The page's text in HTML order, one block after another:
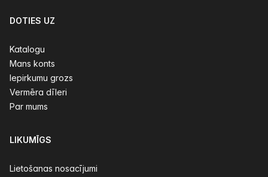
DOTIES UZ
Katalogu
Mans konts
Iepirkumu grozs
Vermēra dīleri
Par mums
LIKUMĪGS
Lietošanas nosacījumi